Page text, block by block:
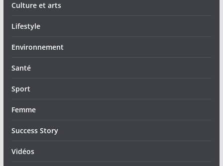
Culture et arts
Lifestyle
Environnement
Santé
Sport
Femme
Success Story
Vidéos